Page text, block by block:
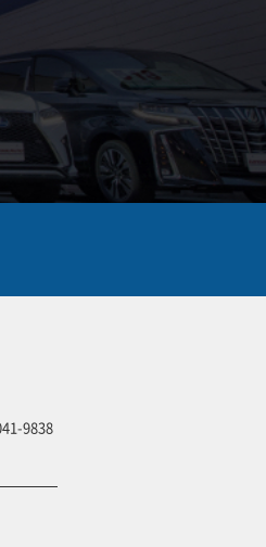
9838